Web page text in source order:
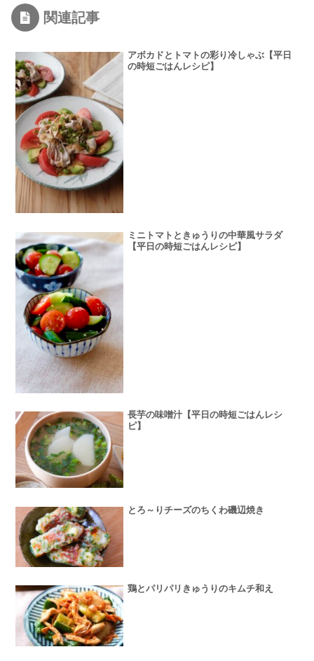
関連記事
アボカドとトマトの彩り冷しゃぶ【平日
の時短ごはんレシピ】
ミニトマトときゅうりの中華風サラダ
【平日の時短ごはんレシピ】
長芋の味噌汁【平日の時短ごはんレシ
ピ】
とろ～りチーズのちくわ磯辺焼き
鶏とパリパリきゅうりのキムチ和え